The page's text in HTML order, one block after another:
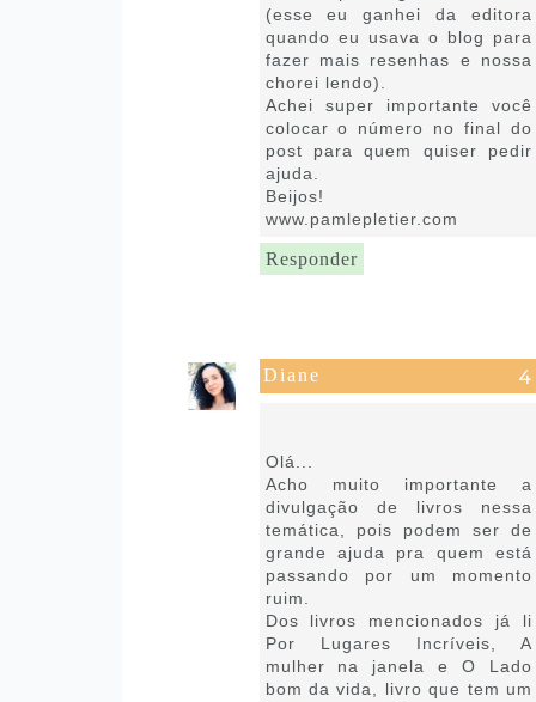
(esse eu ganhei da editora
quando eu usava o blog para
fazer mais resenhas e nossa
chorei lendo).
Achei super importante você
colocar o número no final do
post para quem quiser pedir
ajuda.
Beijos!
www.pamlepletier.com
Responder
Diane
Olá...
Acho muito importante a
divulgação de livros nessa
temática, pois podem ser de
grande ajuda pra quem está
passando por um momento
ruim.
Dos livros mencionados já li
Por Lugares Incríveis, A
mulher na janela e O Lado
bom da vida, livro que tem um